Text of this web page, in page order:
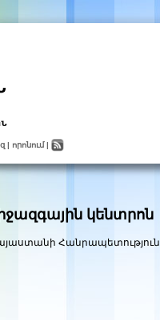
| որոնում|
կենտրոն
Հանրապետություն